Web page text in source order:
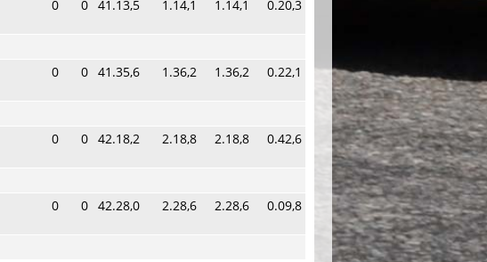
0 0 41.13,5 1.14,1 1.14,1 0.20,3
0 0 41.35,6 1.36,2 1.36,2 0.22,1
0 0 42.18,2 2.18,8 2.18,8 0.42,6
0 0 42.28,0 2.28,6 2.28,6 0.09,8